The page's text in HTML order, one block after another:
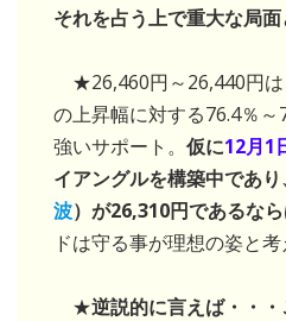
それを占う上で重大な局面
★26,460円～26,440円は
の上昇幅に対する76.4％
強いサポート。 仮に12月1
イアングルを構築中であ
波）が26,310円であるなら
ドは守る事が理想の姿と考
★逆説的に言えば・・